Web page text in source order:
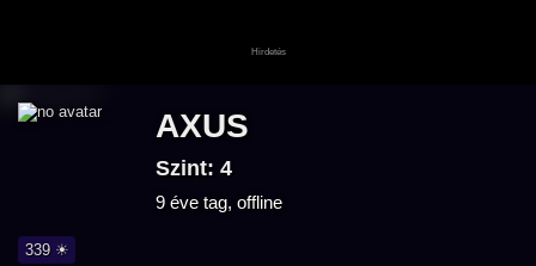
AXUS
Szint: 4
9 éve tag, offline
339 ☀